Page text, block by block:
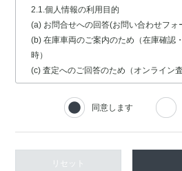
2.1.個人情報の利用目的
(a) お問合せへの回答(お問い合わせフォ
(b) 在庫車両のご案内のため（在庫確認
時）
(c) 査定へのご回答のため（オンライン
(d) 車検・修理関連の回答のため（車検
(e) 採用選考業務（採用情報フォーム経
2.2.個人情報の取扱いの委託
情報の安全管理が図られるよう、充分
同意します
リセット